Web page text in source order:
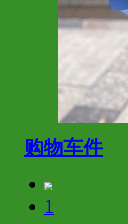
购物车件
1